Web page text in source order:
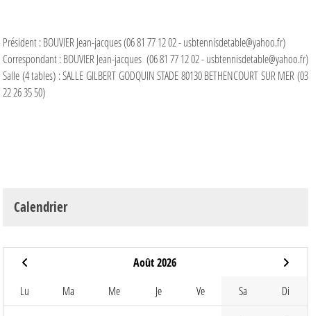
Président : BOUVIER Jean-jacques (06 81 77 12 02 - usbtennisdetable@yahoo.fr)
Correspondant : BOUVIER Jean-jacques (06 81 77 12 02 - usbtennisdetable@yahoo.fr)
Salle (4 tables) : SALLE GILBERT GODQUIN STADE 80130 BETHENCOURT SUR MER (03
22 26 35 50)
Calendrier
Août 2026
Lu Ma Me Je Ve Sa Di